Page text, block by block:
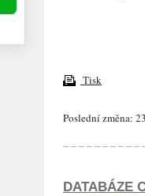
Tisk
Poslední změna:
DATABÁZE